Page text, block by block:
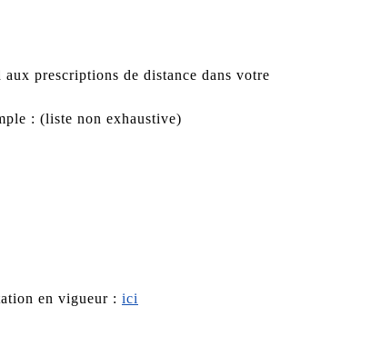
prescriptions de distance dans votre
: (liste non exhaustive)
en vigueur : ici